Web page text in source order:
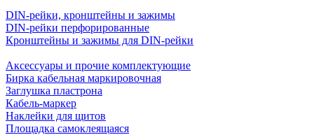
DIN-рейки, кронштейны и зажимы
DIN-рейки перфорированные
Кронштейны и зажимы для DIN-рейки
Аксессуары и прочие комплектующие
Бирка кабельная маркировочная
Заглушка пластрона
Кабель-маркер
Наклейки для щитов
Площадка самоклеящаяся